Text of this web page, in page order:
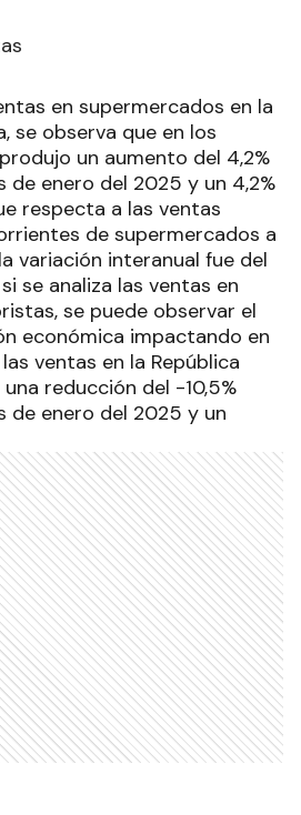
en supermercados en la
se observa que en los
un aumento del 4,2%
de enero del 2025 y un 4,2%
respecta a las ventas
de supermercados a
variación interanual fue del
se analiza las ventas en
se puede observar el
económica impactando en
ventas en la República
reducción del -10,5%
de enero del 2025 y un